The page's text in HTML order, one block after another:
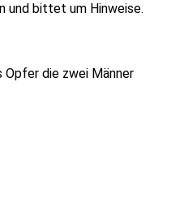
und bittet um Hinweise.
die zwei Männer